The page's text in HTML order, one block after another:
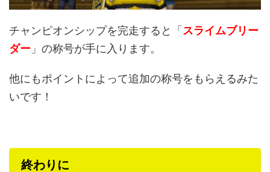
チャンピオンシップを完走すると「スライムブリー
ダー 」の称号が手に入ります。
他にもポイントによって追加の称号をもらえるみた
いです！
終わりに